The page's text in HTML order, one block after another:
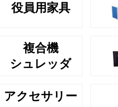
役員用家具
複合機
シュレッダ
アクセサリー